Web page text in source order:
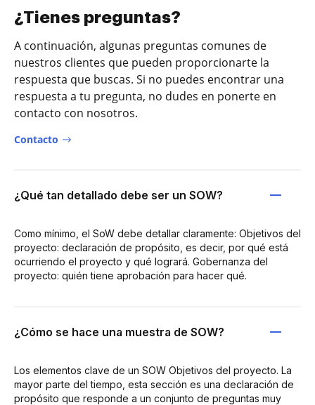
¿Tienes preguntas?
A continuación, algunas preguntas comunes de
nuestros clientes que pueden proporcionarte la
respuesta que buscas. Si no puedes encontrar una
respuesta a tu pregunta, no dudes en ponerte en
contacto con nosotros.
Contacto
¿Qué tan detallado debe ser un SOW?
Como mínimo, el SoW debe detallar claramente: Objetivos del
proyecto: declaración de propósito, es decir, por qué está
ocurriendo el proyecto y qué logrará. Gobernanza del
proyecto: quién tiene aprobación para hacer qué.
¿Cómo se hace una muestra de SOW?
Los elementos clave de un SOW Objetivos del proyecto. La
mayor parte del tiempo, esta sección es una declaración de
propósito que responde a un conjunto de preguntas muy